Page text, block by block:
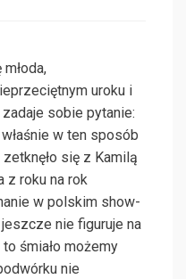
uroku i
sobie pytanie:
w ten sposób
się z Kamilą
z roku na rok
w polskim show-
nie figuruje na
śmiało możemy
nie